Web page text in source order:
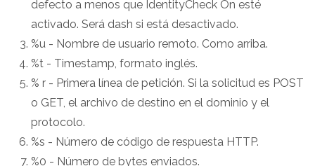
defecto a menos que IdentityCheck On esté
activado. Será dash si está desactivado.
%u - Nombre de usuario remoto. Como arriba.
%t - Timestamp, formato inglés.
% r - Primera línea de petición. Si la solicitud es POST
o GET, el archivo de destino en el dominio y el
protocolo.
%s - Número de código de respuesta HTTP.
%0 - Número de bytes enviados.